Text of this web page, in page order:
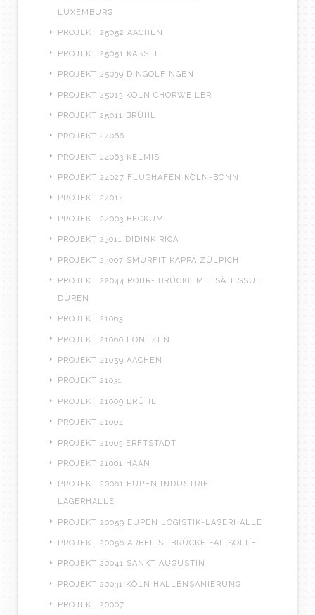
LUXEMBURG
PROJEKT 25052 AACHEN
PROJEKT 25051 KASSEL
PROJEKT 25039 DINGOLFINGEN
PROJEKT 25013 KÖLN CHORWEILER
PROJEKT 25011 BRÜHL
PROJEKT 24066
PROJEKT 24063 KELMIS
PROJEKT 24027 FLUGHAFEN KÖLN-BONN
PROJEKT 24014
PROJEKT 24003 BECKUM
PROJEKT 23011 DIDINKIRICA
PROJEKT 23007 SMURFIT KAPPA ZÜLPICH
PROJEKT 22044 ROHR- BRÜCKE METSÄ TISSUE
DÜREN
PROJEKT 21063
PROJEKT 21060 LONTZEN
PROJEKT 21059 AACHEN
PROJEKT 21031
PROJEKT 21009 BRÜHL
PROJEKT 21004
PROJEKT 21003 ERFTSTADT
PROJEKT 21001 HAAN
PROJEKT 20061 EUPEN INDUSTRIE-
LAGERHALLE
PROJEKT 20059 EUPEN LOGISTIK-LAGERHALLE
PROJEKT 20056 ARBEITS- BRÜCKE FALISOLLE
PROJEKT 20041 SANKT AUGUSTIN
PROJEKT 20031 KÖLN HALLENSANIERUNG
PROJEKT 20007